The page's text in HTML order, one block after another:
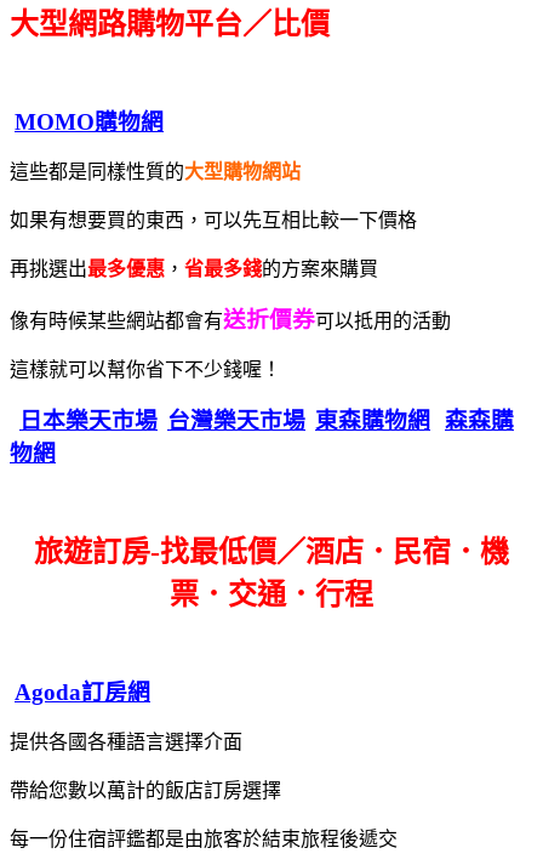
大型網路購物平台／比價
MOMO購物網
這些都是同樣性質的大型購物網站
如果有想要買的東西，可以先互相比較一下價格
再挑選出最多優惠 ， 省最多錢的方案來購買
像有時候某些網站都會有送折價券可以抵用的活動
這樣就可以幫你省下不少錢喔！
日本樂天市場 台灣樂天市場 東森購物網
森森購
物網
旅遊訂房-找最低價／酒店．民宿．機
票．交通．行程
Agoda訂房網
提供各國各種語言選擇介面
帶給您數以萬計的飯店訂房選擇
每一份住宿評鑑都是由旅客於結束旅程後遞交